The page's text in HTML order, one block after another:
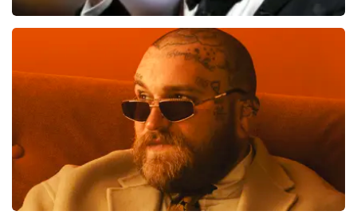
laatste 30 minuten
BESTEL NU